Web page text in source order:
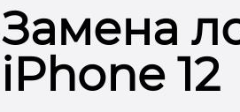
Замена
iPhone 12